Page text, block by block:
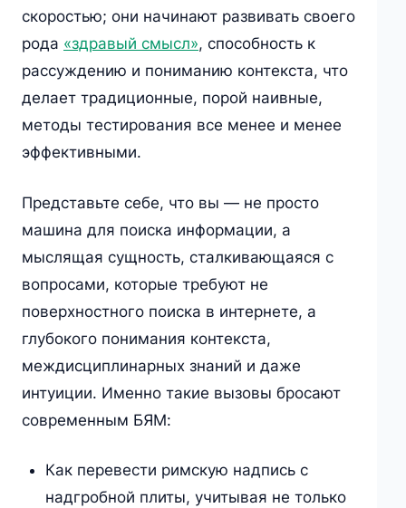
скоростью; они начинают развивать своего
рода «здравый смысл», способность к
рассуждению и пониманию контекста, что
делает традиционные, порой наивные,
методы тестирования все менее и менее
эффективными.
Представьте себе, что вы — не просто
машина для поиска информации, а
мыслящая сущность, сталкивающаяся с
вопросами, которые требуют не
поверхностного поиска в интернете, а
глубокого понимания контекста,
междисциплинарных знаний и даже
интуиции. Именно такие вызовы бросают
современным БЯМ:
Как перевести римскую надпись с
надгробной плиты, учитывая не только